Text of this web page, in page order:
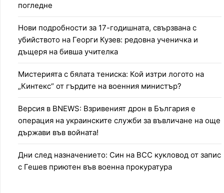
погледне
Нови подробности за 17-годишната, свързвана с
убийството на Георги Кузев: редовна ученичка и
дъщеря на бивша учителка
Мистерията с бялата тениска: Кой изтри логото на
„Кинтекс“ от гърдите на военния министър?
Версия в BNEWS: Взривеният дрон в България е
операция на украинските служби за въвличане на още
държави във войната!
Дни след назначението: Син на ВСС кукловод от запис
с Гешев приютен във военна прокуратура